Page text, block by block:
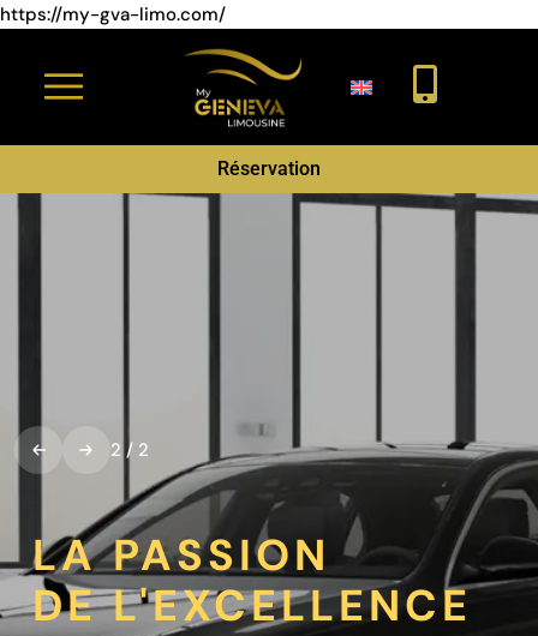
https://my-gva-limo.com/
Réservation
LA PASSION
DE L'EXCELLENCE
2 / 2